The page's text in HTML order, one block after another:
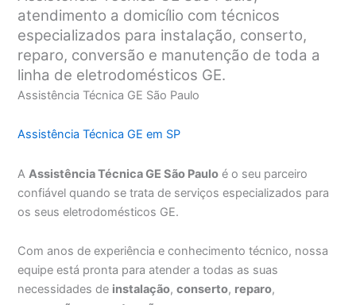
atendimento a domicílio com técnicos
especializados para instalação, conserto,
reparo, conversão e manutenção de toda a
linha de eletrodomésticos GE.
Assistência Técnica GE São Paulo
Assistência Técnica GE em SP
AAssistência Técnica GE São Paulo é o seu parceiro
confiável quando se trata de serviços especializados para
os seus eletrodomésticos GE.
Com anos de experiência e conhecimento técnico, nossa
equipe está pronta para atender a todas as suas
necessidades de instalação,conserto, reparo,